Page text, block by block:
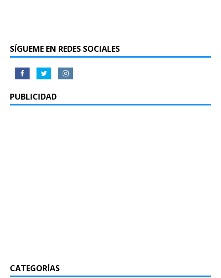
SÍGUEME EN REDES SOCIALES
PUBLICIDAD
CATEGORÍAS